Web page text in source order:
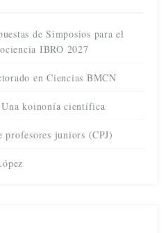
de Simposios para el
IBRO 2027
en Ciencias BMCN
koinonía científica
profesores juniors (CPJ)